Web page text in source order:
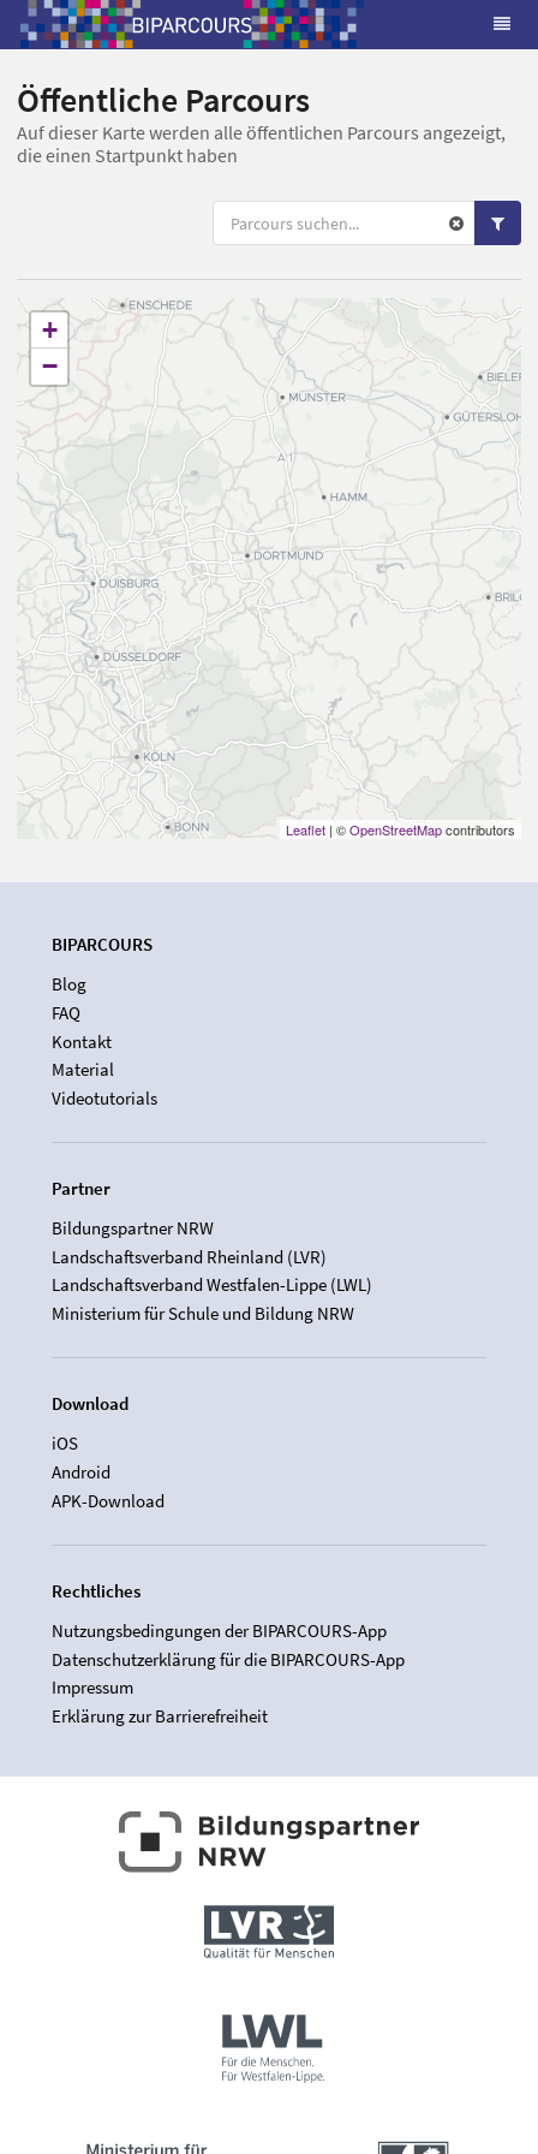
Öffentliche Parcours
Auf dieser Karte werden alle öffentlichen Parcours angezeigt,
die einen Startpunkt haben
+
−
Leaflet | ©OpenStreetMapcontributors
BIPARCOURS
Blog
FAQ
Kontakt
Material
Videotutorials
Partner
Bildungspartner NRW
Landschaftsverband Rheinland (LVR)
Landschaftsverband Westfalen-Lippe (LWL)
Ministerium für Schule und Bildung NRW
Download
iOS
Android
APK-Download
Rechtliches
Nutzungsbedingungen der BIPARCOURS-App
Datenschutzerklärung für die BIPARCOURS-App
Impressum
Erklärung zur Barrierefreiheit